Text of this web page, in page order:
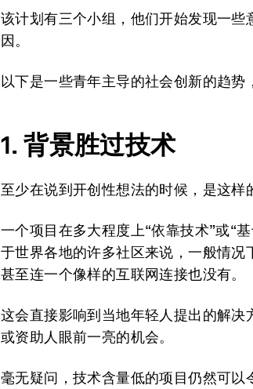
该计划有三个小组，他们开始发现一
因。
以下是一些青年主导的社会创新的趋势
1. 背景胜过技术
至少在说到开创性想法的时候，是这样
一个项目在多大程度上“依靠技术”或“
于世界各地的许多社区来说，一般情况
甚至连一个像样的互联网连接也没有。
这会直接影响到当地年轻人提出的解
或资助人眼前一亮的机会。
毫无疑问，技术含量低的项目仍然可以